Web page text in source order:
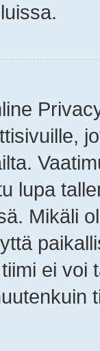
lupa
Mikäli
ei